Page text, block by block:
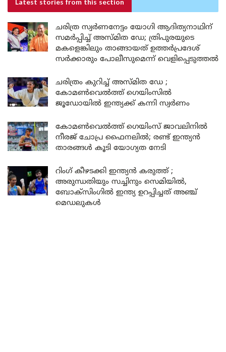
Latest stories from this section
ചരിത്ര സ്വർണനേട്ടം യോഗി ആദിത്യനാഥിന്
സമർപ്പിച്ച് അസ്മിത ഡേ; ത്രിപുരയുടെ
മകളെങ്കിലും താങ്ങായത് ഉത്തർപ്രദേശ്
സർക്കാരും പോലീസുമെന്ന് വെളിപ്പെടുത്തൽ
ചരിത്രം കുറിച്ച് അസ്മിത ഡേ ;
കോമൺവെൽത്ത് ഗെയിംസിൽ
ജൂഡോയിൽ ഇന്ത്യക്ക് കന്നി സ്വർണം
കോമൺവെൽത്ത് ഗെയിംസ് ജാവലിനിൽ
നീരജ് ചോപ്ര ഫൈനലിൽ; രണ്ട് ഇന്ത്യൻ
താരങ്ങൾ കൂടി യോഗ്യത നേടി
റിംഗ് കീഴടക്കി ഇന്ത്യൻ കരുത്ത് ;
അരുന്ധതിയും സച്ചിനും സെമിയിൽ,
ബോക്സിംഗിൽ ഇന്ത്യ ഉറപ്പിച്ചത് അഞ്ച്
മെഡലുകൾ